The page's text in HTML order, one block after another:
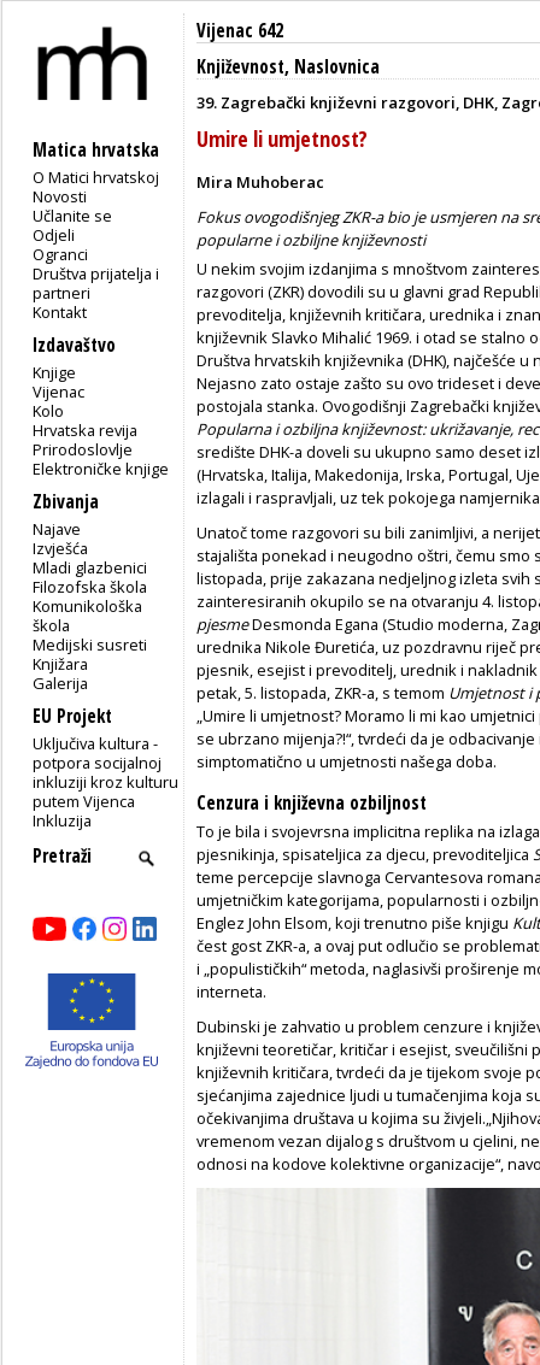
Matica hrvatska
O Matici hrvatskoj
Novosti
Učlanite se
Odjeli
Ogranci
Društva prijatelja i
partneri
Kontakt
Izdavaštvo
Knjige
Vijenac
Kolo
Hrvatska revija
Prirodoslovlje
Elektroničke knjige
Zbivanja
Najave
Izvješća
Mladi glazbenici
Filozofska škola
Komunikološka
škola
Medijski susreti
Knjižara
Galerija
EU Projekt
Uključiva kultura -
potpora socijalnoj
inkluziji kroz kulturu
putem Vijenca
Inkluzija
Vijenac 642
Književnost, Naslovnica
39. Zagrebački književni razgovori, DHK,
Umire li umjetnost?
Mira Muhoberac
Fokus ovogodišnjeg ZKR-a bio je usmjeren na
popularne i ozbiljne književnosti
U nekim svojim izdanjima s mnoštvom
razgovori (ZKR) dovodili su u glavni grad
prevoditelja, književnih kritičara, urednika i
književnik Slavko Mihalić 1969. i otad se stalno
Društva hrvatskih književnika (DHK), najčešće u
Nejasno zato ostaje zašto su ovo trideset i
postojala stanka. Ovogodišnji Zagrebački
Popularna i ozbiljna književnost: ukrižavanje,
središte DHK-a doveli su ukupno samo deset
(Hrvatska, Italija, Makedonija, Irska, Portugal,
izlagali i raspravljali, uz tek pokojega
Unatoč tome razgovori su bili zanimljivi, a
stajališta ponekad i neugodno oštri, čemu smo
listopada, prije zakazana nedjeljnog izleta svih
zainteresiranih okupilo se na otvaranju 4.
pjesmeDesmonda Egana (Studio moderna,
urednika Nikole Đuretića, uz pozdravnu riječ
pjesnik, esejist i prevoditelj, urednik i
petak, 5. listopada, ZKR-a, s temom Umjetnost i
„Umire li umjetnost? Moramo li mi kao
se ubrzano mijenja?!“, tvrdeći da je
simptomatično u umjetnosti našega doba.
Cenzura i književna ozbiljnost
To je bila i svojevrsna implicitna replika na
pjesnikinja, spisateljica za djecu, prevoditeljica
teme percepcije slavnoga Cervantesova
umjetničkim kategorijama, popularnosti i
Englez John Elsom, koji trenutno piše knjigu
čest gost ZKR-a, a ovaj put odlučio se
i „populističkih“ metoda, naglasivši proširenje
interneta.
Dubinski je zahvatio u problem cenzure i
književni teoretičar, kritičar i esejist,
književnih kritičara, tvrdeći da je tijekom svoje
sjećanjima zajednice ljudi u tumačenjima koja
očekivanjima društava u kojima su
vremenom vezan dijalog s društvom u cjelini,
odnosi na kodove kolektivne organizacije“,